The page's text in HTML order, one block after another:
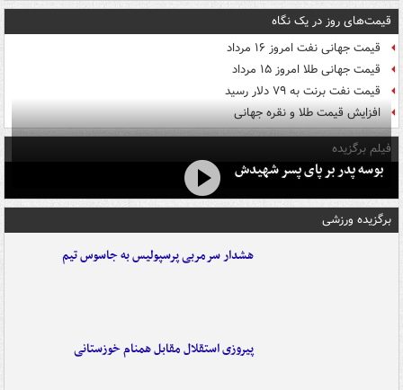
قیمت‌های روز در یک نگاه
قیمت جهانی نفت امروز ۱۶ مرداد
قیمت جهانی طلا امروز ۱۵ مرداد
قیمت نفت برنت به ۷۹ دلار رسید
افزایش قیمت طلا و نقره جهانی
فیلم برگزیده
بوسه‌ پدر بر پای پسر شهیدش
برگزیده ورزشی
هشدار سرمربی پرسپولیس به جاسوس تیم
پیروزی استقلال مقابل همنام خوزستانی